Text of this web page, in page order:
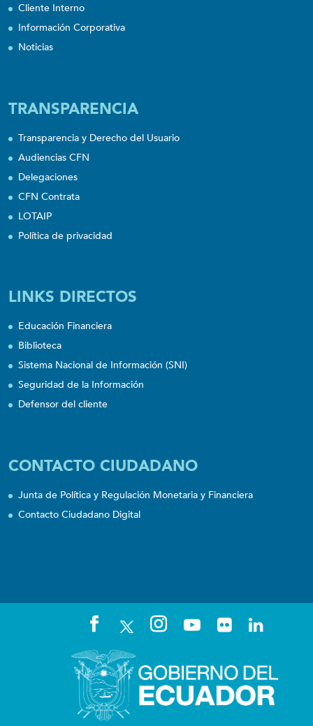
Cliente Interno
Información Corporativa
Noticias
TRANSPARENCIA
Transparencia y Derecho del Usuario
Audiencias CFN
Delegaciones
CFN Contrata
LOTAIP
Política de privacidad
LINKS DIRECTOS
Educación Financiera
Biblioteca
Sistema Nacional de Información (SNI)
Seguridad de la Información
Defensor del cliente
CONTACTO CIUDADANO
Junta de Política y Regulación Monetaria y Financiera
Contacto Ciudadano Digital